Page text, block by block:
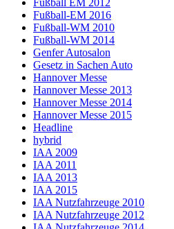
Fußball-EM 2016
Fußball-WM 2010
Fußball-WM 2014
Genfer Autosalon
Gesetz in Sachen Auto
Hannover Messe
Hannover Messe 2013
Hannover Messe 2014
Hannover Messe 2015
Headline
hybrid
IAA 2009
IAA 2011
IAA 2013
IAA 2015
IAA Nutzfahrzeuge 2010
IAA Nutzfahrzeuge 2012